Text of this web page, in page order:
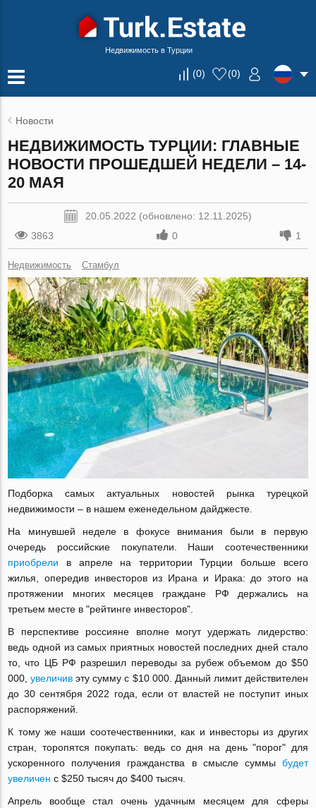
Недвижимость в Турции
(0) (0)
Новости
НЕДВИЖИМОСТЬ ТУРЦИИ: ГЛАВНЫЕ
НОВОСТИ ПРОШЕДШЕЙ НЕДЕЛИ – 14-
20 МАЯ
20.05.2022 (обновлено: 12.11.2025)
3863
0 1
Недвижимость Стамбул
Подборка самых актуальных новостей рынка турецкой
недвижимости – в нашем еженедельном дайджесте.
На минувшей неделе в фокусе внимания были в первую
очередь российские покупатели. Наши соотечественники
приобрели в апреле на территории Турции больше всего
жилья, опередив инвесторов из Ирана и Ирака: до этого на
протяжении многих месяцев граждане РФ держались на
третьем месте в "рейтинге инвесторов".
В перспективе россияне вполне могут удержать лидерство:
ведь одной из самых приятных новостей последних дней стало
то, что ЦБ РФ разрешил переводы за рубеж объемом до $50
000,увеличив эту сумму с $10 000. Данный лимит действителен
до 30 сентября 2022 года, если от властей не поступит иных
распоряжений.
К тому же наши соотечественники, как и инвесторы из других
стран, торопятся покупать: ведь со дня на день "порог" для
ускоренного получения гражданства в смысле суммы будет
увеличен с $250 тысяч до $400 тысяч.
Апрель вообще стал очень удачным месяцем для сферы